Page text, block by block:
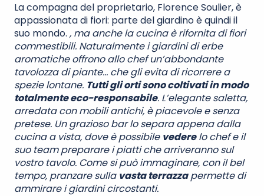
La compagna del proprietario, Florence Soulier, è
appassionata di fiori: parte del giardino è quindi il
suo mondo. , ma anche la cucina è rifornita di fiori
commestibili. Naturalmente i giardini di erbe
aromatiche offrono allo chef un’abbondante
tavolozza di piante… che gli evita di ricorrere a
spezie lontane. Tutti gli orti sono coltivati in modo
totalmente eco-responsabile. L’elegante saletta,
arredata con mobili antichi, è piacevole e senza
pretese. Un grazioso bar lo separa appena dalla
cucina a vista, dove è possibile vederelo chef e il
suo team preparare i piatti che arriveranno sul
vostro tavolo. Come si può immaginare, con il bel
tempo, pranzare sulla vasta terrazzapermette di
ammirare i giardini circostanti.